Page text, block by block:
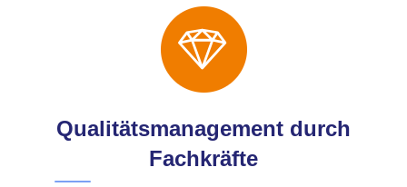
Qualitätsmanagement durch
Fachkräfte